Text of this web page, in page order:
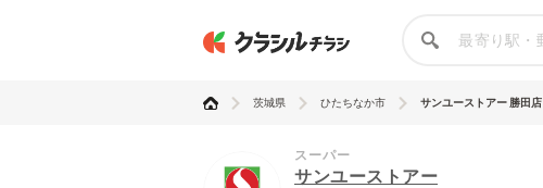
茨城県 ひたちなか市 サンユーストアー 勝田店
スーパー
サンユーストアー